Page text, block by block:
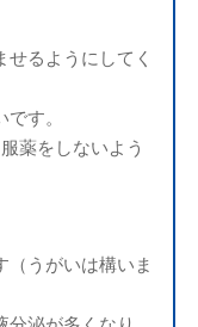
せるようにしてく
す。
薬をしないよう
（うがいは構いま